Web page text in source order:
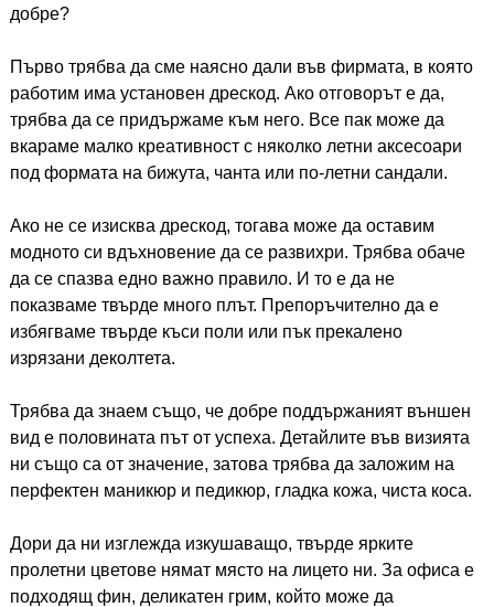
добре?
Първо трябва да сме наясно дали във фирмата, в която
работим има установен дрескод. Ако отговорът е да,
трябва да се придържаме към него. Все пак може да
вкараме малко креативност с няколко летни аксесоари
под формата на бижута, чанта или по-летни сандали.
Ако не се изисква дрескод, тогава може да оставим
модното си вдъхновение да се развихри. Трябва обаче
да се спазва едно важно правило. И то е да не
показваме твърде много плът. Препоръчително да е
избягваме твърде къси поли или пък прекалено
изрязани деколтета.
Трябва да знаем също, че добре поддържаният външен
вид е половината път от успеха. Детайлите във визията
ни също са от значение, затова трябва да заложим на
перфектен маникюр и педикюр, гладка кожа, чиста коса.
Дори да ни изглежда изкушаващо, твърде ярките
пролетни цветове нямат място на лицето ни. За офиса е
подходящ фин, деликатен грим, който може да